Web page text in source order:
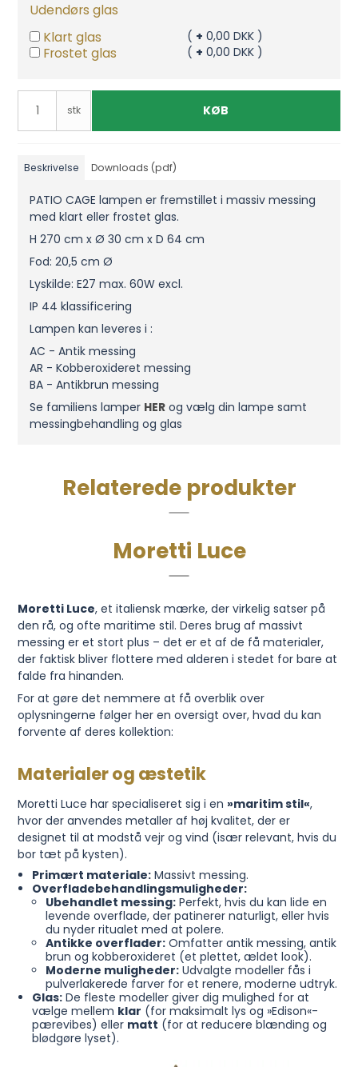
Udendørs glas
Klart glas
( + 0,00 DKK )
Frostet glas ( + 0,00 DKK )
stk KØB
Beskrivelse Downloads (pdf)
PATIO CAGE lampen er fremstillet i massiv messing
med klart eller frostet glas.
H 270 cm x Ø 30 cm x D 64 cm
Fod: 20,5 cm Ø
Lyskilde: E27 max. 60W excl.
IP 44 klassificering
Lampen kan leveres i :
AC - Antik messing
AR - Kobberoxideret messing
BA - Antikbrun messing
Se familiens lamper HER og vælg din lampe samt
messingbehandling og glas
Relaterede produkter
Moretti Luce
Moretti Luce, et italiensk mærke, der virkelig satser på
den rå, og ofte maritime stil. Deres brug af massivt
messing er et stort plus – det er et af de få materialer,
der faktisk bliver flottere med alderen i stedet for bare at
falde fra hinanden.
For at gøre det nemmere at få overblik over
oplysningerne følger her en oversigt over, hvad du kan
forvente af deres kollektion:
Materialer og æstetik
Moretti Luce har specialiseret sig i en »maritim stil«,
hvor der anvendes metaller af høj kvalitet, der er
designet til at modstå vejr og vind (især relevant, hvis du
bor tæt på kysten).
Primært materiale:Massivt messing.
Overfladebehandlingsmuligheder:
Ubehandlet messing: Perfekt, hvis du kan lide en
levende overflade, der patinerer naturligt, eller hvis
du nyder ritualet med at polere.
Antikke overflader: Omfatter antik messing, antik
brun og kobberoxideret (et plettet, ældet look).
Moderne muligheder: Udvalgte modeller fås i
pulverlakerede farver for et renere, moderne udtryk.
Glas:De fleste modeller giver dig mulighed for at
vælge mellem klar (for maksimalt lys og »Edison«-
pærevibes) eller matt (for at reducere blænding og
blødgøre lyset).